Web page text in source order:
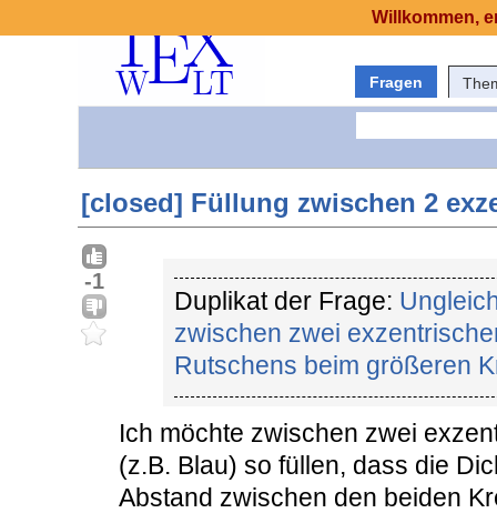
Fragen
[closed] Füllung zwischen 2
-1
Duplikat der Frage:
zwischen zwei
Rutschens beim größeren
Ich möchte zwischen zwei
(z.B. Blau) so füllen, dass die
Abstand zwischen den beiden
Willkommen,